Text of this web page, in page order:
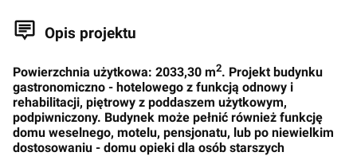
Opis projektu
Powierzchnia użytkowa: 2033,30 m2. Projekt budynku
gastronomiczno - hotelowego z funkcją odnowy i
rehabilitacji, piętrowy z poddaszem użytkowym,
podpiwniczony. Budynek może pełnić również funkcję
domu weselnego, motelu, pensjonatu, lub po niewielkim
dostosowaniu - domu opieki dla osób starszych